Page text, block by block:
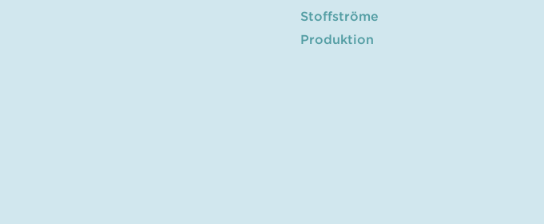
Stoffströme
Produktion